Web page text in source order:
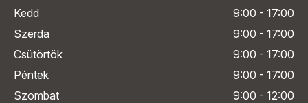
Kedd
9:00 - 17:00
Szerda
9:00 - 17:00
Csütörtök
9:00 - 17:00
Péntek
9:00 - 17:00
Szombat
9:00 - 12:00